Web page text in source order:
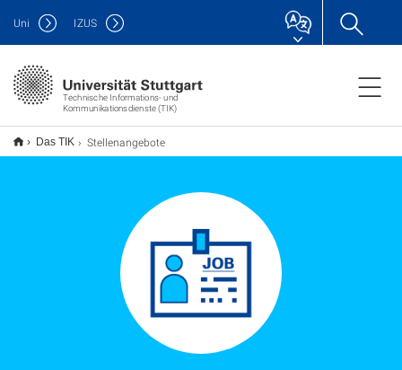
Technische Informations- und
Kommunikationsdienste (TIK)
Uni IZUS
Das TIK Stellenangebote